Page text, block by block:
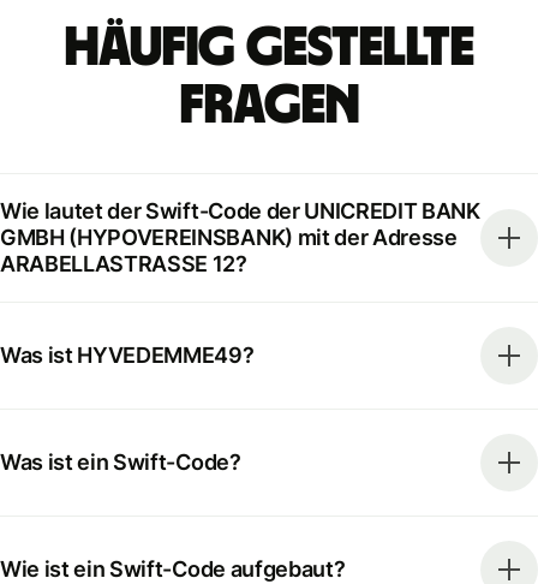
Häufig gestellte
Fragen
Wie lautet der Swift-Code der UNICREDIT BANK
GMBH (HYPOVEREINSBANK) mit der Adresse
ARABELLASTRASSE 12?
Was ist HYVEDEMME49?
Was ist ein Swift-Code?
Wie ist ein Swift-Code aufgebaut?